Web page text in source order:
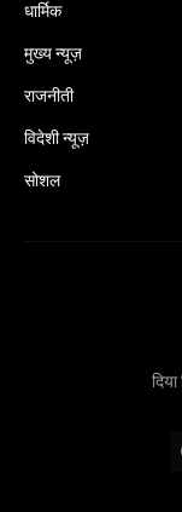
धार्मिक
मुख्य न्यूज़
राजनीती
विदेशी न्यूज़
सोशल